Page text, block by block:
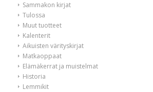
Sammakon kirjat
Tulossa
Muut tuotteet
Kalenterit
Aikuisten värityskirjat
Matkaoppaat
Elämäkerrat ja muistelmat
Historia
Lemmikit